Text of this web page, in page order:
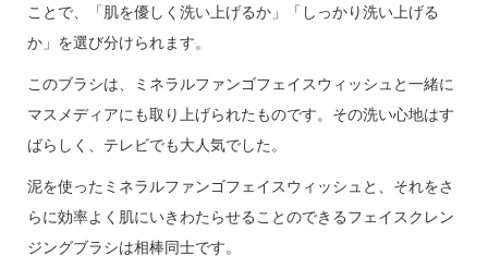
ことで、「肌を優しく洗い上げるか」「しっかり洗い上げる
か」を選び分けられます。
このブラシは、ミネラルファンゴフェイスウィッシュと一緒に
マスメディアにも取り上げられたものです。その洗い心地はす
ばらしく、テレビでも大人気でした。
泥を使ったミネラルファンゴフェイスウィッシュと、それをさ
らに効率よく肌にいきわたらせることのできるフェイスクレン
ジングブラシは相棒同士です。